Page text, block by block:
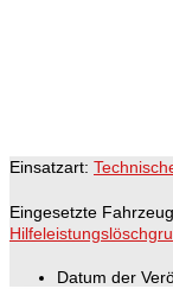
Einsatzart:
Eingesetzte
Datum der